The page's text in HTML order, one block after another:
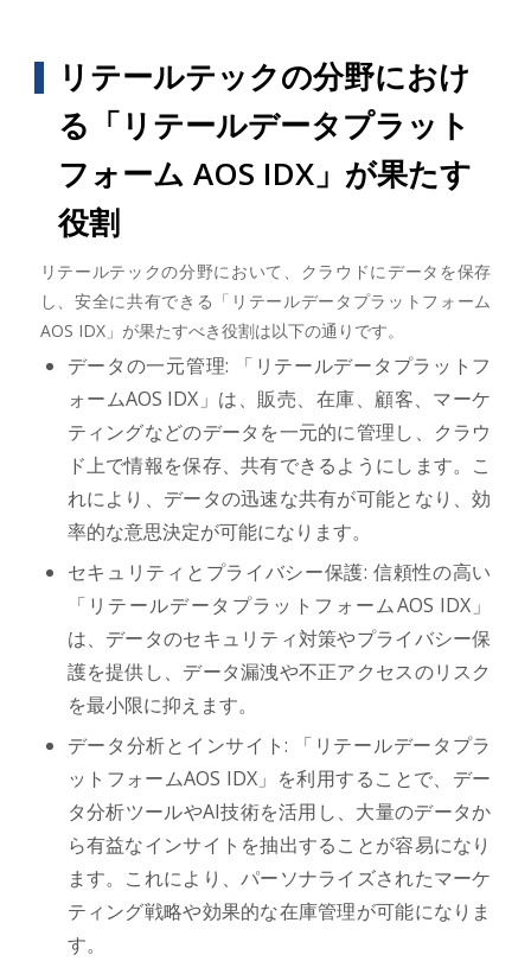
リテールテックの分野におけ
る「リテールデータプラット
フォーム AOS IDX」が果たす
役割
リテールテックの分野において、クラウドにデータを保存
し、安全に共有できる「リテールデータプラットフォーム
AOS IDX」が果たすべき役割は以下の通りです。
データの一元管理: 「リテールデータプラットフ
ォームAOS IDX」は、販売、在庫、顧客、マーケ
ティングなどのデータを一元的に管理し、クラウ
ド上で情報を保存、共有できるようにします。こ
れにより、データの迅速な共有が可能となり、効
率的な意思決定が可能になります。
セキュリティとプライバシー保護: 信頼性の高い
「リテールデータプラットフォームAOS IDX」
は、データのセキュリティ対策やプライバシー保
護を提供し、データ漏洩や不正アクセスのリスク
を最小限に抑えます。
データ分析とインサイト: 「リテールデータプラ
ットフォームAOS IDX」を利用することで、デー
タ分析ツールやAI技術を活用し、大量のデータか
ら有益なインサイトを抽出することが容易になり
ます。これにより、パーソナライズされたマーケ
ティング戦略や効果的な在庫管理が可能になりま
す。